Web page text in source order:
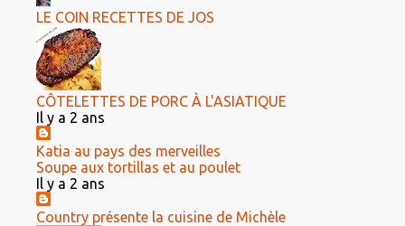
LE COIN RECETTES DE JOS
CÔTELETTES DE PORC À L'ASIATIQUE
Il y a 2 ans
Katia au pays des merveilles
Soupe aux tortillas et au poulet
Il y a 2 ans
Country présente la cuisine de Michèle